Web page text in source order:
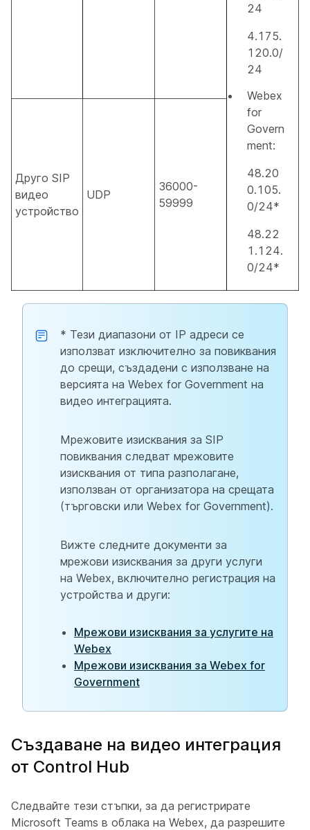
24
4.175.
120.0/
24
Webex
for
Govern
ment:
48.20
0.105.
0/24*
48.22
1.124.
0/24*
Друго SIP
видео
устройство
UDP
36000-
59999
* Тези диапазони от IP адреси се
използват изключително за повиквания
до срещи, създадени с използване на
версията на Webex for Government на
видео интеграцията.
Мрежовите изисквания за SIP
повиквания следват мрежовите
изисквания от типа разполагане,
използван от организатора на срещата
(търговски или Webex for Government).
Вижте следните документи за
мрежови изисквания за други услуги
на Webex, включително регистрация на
устройства и други:
Мрежови изисквания за услугите на
Webex
Мрежови изисквания за Webex for
Government
Създаване на видео интеграция
от Control Hub
Следвайте тези стъпки, за да регистрирате
Microsoft Teams в облака на Webex, да разрешите